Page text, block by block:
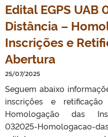
Edital EGPS
Distância –
Inscrições e
Abertura
25/07/2025
Seguem abaixo
inscrições e
Homologação das
032025-Homologacao-